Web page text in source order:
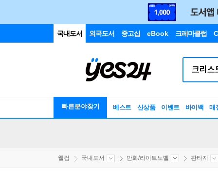
국내도서 외국도서 중고샵 eBook 크레마클럽
빠른분야찾기 베스트 신상품 이벤트 바이백 매
웰컴 국내도서 만화/라이트노벨 판타지